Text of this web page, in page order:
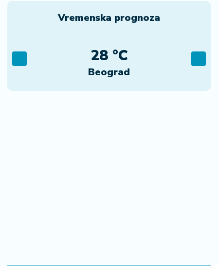
Vremenska prognoza
Beograd
28 °C